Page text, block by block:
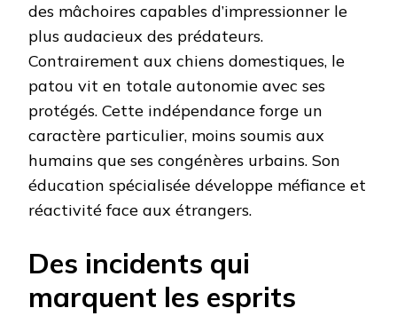
des mâchoires capables d’impressionner le
plus audacieux des prédateurs.
Contrairement aux chiens domestiques, le
patou vit en totale autonomie avec ses
protégés. Cette indépendance forge un
caractère particulier, moins soumis aux
humains que ses congénères urbains. Son
éducation spécialisée développe méfiance et
réactivité face aux étrangers.
Des incidents qui
marquent les esprits